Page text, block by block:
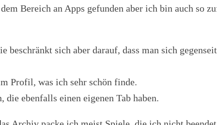
Bereich an Apps gefunden aber ich bin auch so
sich aber darauf, dass man sich
Profil, was ich sehr schön finde.
die ebenfalls einen eigenen Tab haben.